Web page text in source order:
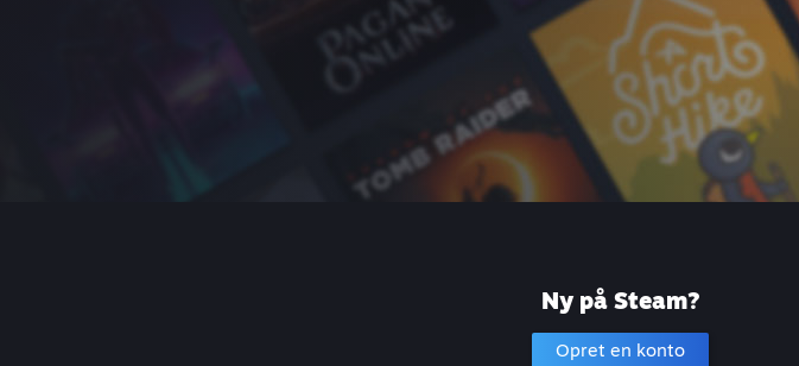
Ny på Steam?
Opret en konto